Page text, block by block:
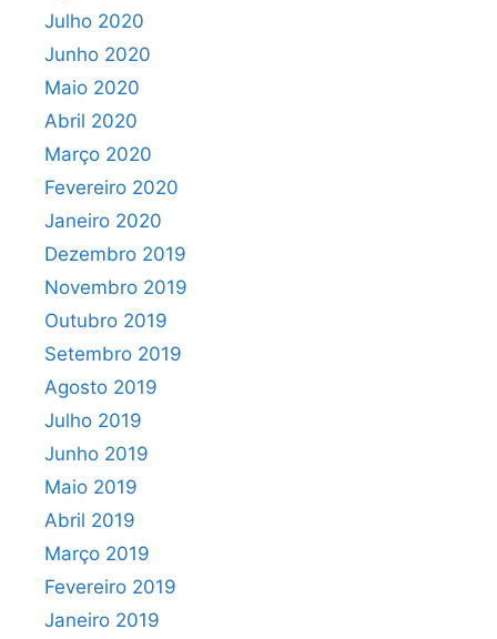
Julho 2020
Junho 2020
Maio 2020
Abril 2020
Março 2020
Fevereiro 2020
Janeiro 2020
Dezembro 2019
Novembro 2019
Outubro 2019
Setembro 2019
Agosto 2019
Julho 2019
Junho 2019
Maio 2019
Abril 2019
Março 2019
Fevereiro 2019
Janeiro 2019